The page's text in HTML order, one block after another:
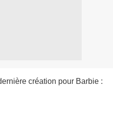
création pour Barbie :